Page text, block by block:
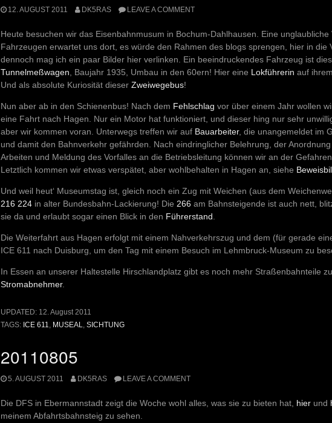
12. AUGUST 2011 DK5RAS LEAVE A COMMENT
Heute besuchen wir das Eisenbahnmusum in Bochum-Dahlhausen. Eine unglaubliche
Fahrzeugen erwartet uns dort, es würde den Rahmen des blogs sprengen, hier in die
dennoch mag ich ein paar Bilder hier verlinken. Ein beeindruckendes Fahrzeug ist
Tunnelmeßwagen , Baujahr 1935, Umbau in den 60ern! Hier eine Lokführerin auf
Und als absolute Kuriosität dieser Zweiwegebus!
Nun aber ab in den Schienenbus! Nach dem Fehlschlag vor über einem Jahr wollen
eine Fahrt nach Hagen. Nur ein Motor hat funktioniert, und dieser hing nur sehr
aber wir kommen voran. Unterwegs treffen wir auf Bauarbeiter, die unangemeldet im
und damit den Bahnverkehr gefährden. Nach eindringlicher Belehrung, der
Arbeiten und Meldung des Vorfalles an die Betriebsleitung können wir an der
Letztlich kommen wir etwas verspätet, aber wohlbehalten in Hagen an, siehe
Und weil heut‘ Museumstag ist, gleich noch ein Zug mit Weichen (aus dem
216 224 in alter Bundesbahn-Lackierung! Die 266 am Bahnsteigende ist auch nett,
sie da und erlaubt sogar einen Blick in den Führerstand
Die Weiterfahrt aus Hagen erfolgt mit einem Nahverkehrszug und dem (für gerade
ICE 611 nach Duisburg, um den Tag mit einem Besuch im Lehmbruck-Museum zu
In Essen an unserer Haltestelle Hirschlandplatz gibt es noch mehr Straßenbahnteile
Stromabnehmer.
UPDATED: 12. August 2011
TAGS: ICE 611, MUSEAL, SICHTUNG
20110805
5. AUGUST 2011 DK5RAS LEAVE A COMMENT
Die DFS in Ebermannstadt zeigt die Woche wohl alles, was sie zu bieten hat, hier und
meinem Abfahrtsbahnsteig zu sehen.